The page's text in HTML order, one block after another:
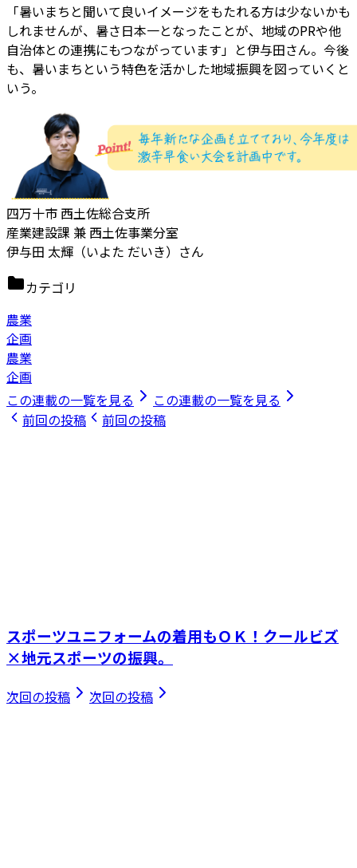
「暑いまちと聞いて良いイメージをもたれる方は少ないかも
しれませんが、暑さ日本一となったことが、地域のPRや他
自治体との連携にもつながっています」と伊与田さん。今後
も、暑いまちという特色を活かした地域振興を図っていくと
いう。
四万十市 西土佐総合支所
産業建設課 兼 西土佐事業分室
伊与田 太輝（いよた だいき）さん
カテゴリ
農業
企画
農業
企画
この連載の一覧を見る
この連載の一覧を見る
前回の投稿
前回の投稿
スポーツユニフォームの着用もＯＫ！クールビズ
×地元スポーツの振興。
次回の投稿 次回の投稿